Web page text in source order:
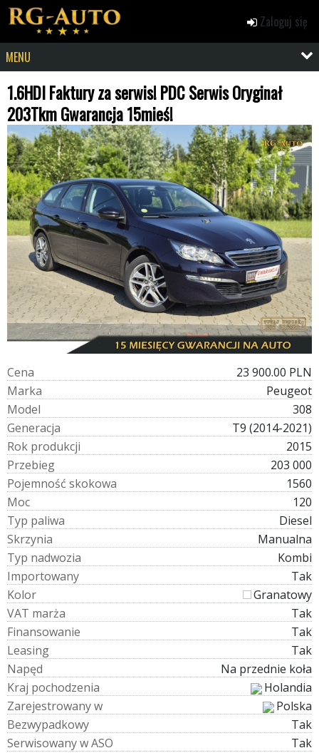
Zaloguj się
MENU
1.6HDI Faktury za serwis! PDC Serwis Oryginał
203Tkm Gwarancja 15mieś!
Cena
23 900.00 PLN
Marka
Peugeot
Model
308
Generacja
T9 (2014-2021)
Rok produkcji
2015
Przebieg
203 000
Pojemność skokowa
1560
Moc
120
Typ paliwa
Diesel
Skrzynia
Manualna
Typ nadwozia
Kombi
Importowany
Tak
Kolor
Granatowy
VAT marża
Tak
Finansowanie
Tak
Leasing
Tak
Napęd
Na przednie koła
Kraj pochodzenia
Holandia
Zarejestrowanyw
Polska
Bezwypadkowy
Tak
SerwisowanywASO
Tak